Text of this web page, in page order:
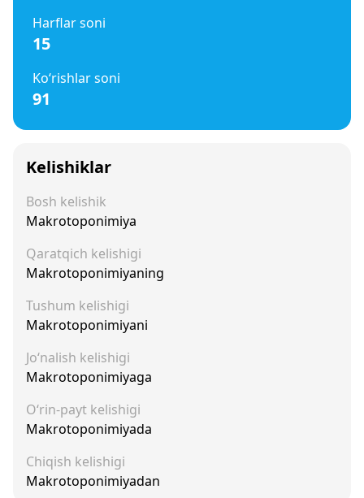
Harflar soni
15
Ko‘rishlar soni
91
Kelishiklar
Bosh kelishik
Makrotoponimiya
Qaratqich kelishigi
Makrotoponimiyaning
Tushum kelishigi
Makrotoponimiyani
Jo‘nalish kelishigi
Makrotoponimiyaga
O‘rin-payt kelishigi
Makrotoponimiyada
Chiqish kelishigi
Makrotoponimiyadan